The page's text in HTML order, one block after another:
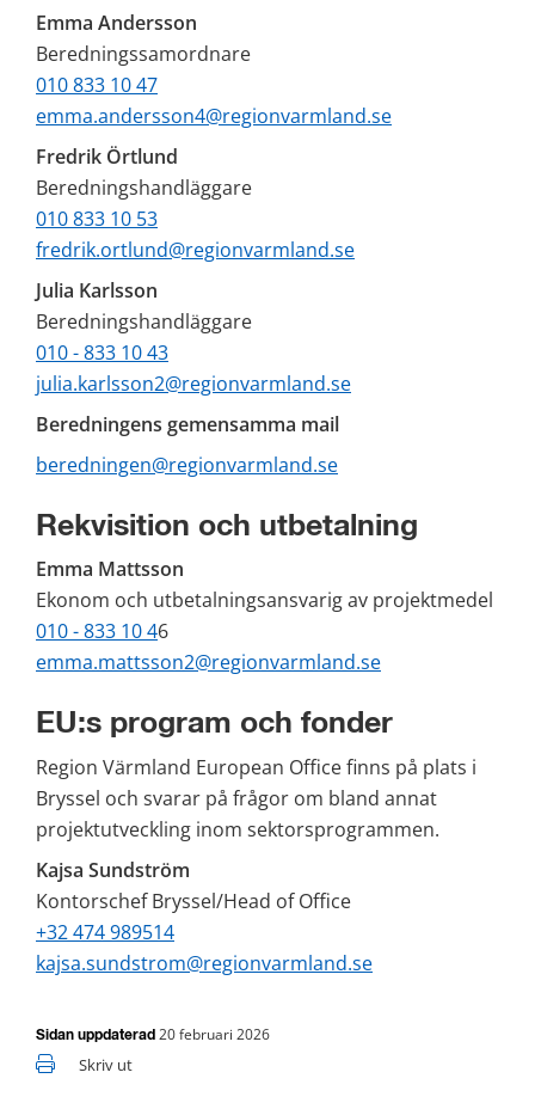
Emma Andersson
Beredningssamordnare
010 833 10 47
emma.andersson4@regionvarmland.se
Fredrik Örtlund
Beredningshandläggare
010 833 10 53
fredrik.ortlund@regionvarmland.se
Julia Karlsson
Beredningshandläggare
010 - 833 10 43
julia.karlsson2@regionvarmland.se
Beredningens gemensamma mail
beredningen@regionvarmland.se
Rekvisition och utbetalning
Emma Mattsson
Ekonom och utbetalningsansvarig av projektmedel
010 - 833 10 46
emma.mattsson2@regionvarmland.se
EU:s program och fonder
Region Värmland European Office finns på plats i
Bryssel och svarar på frågor om bland annat
projektutveckling inom sektorsprogrammen.
Kajsa Sundström
Kontorschef Bryssel/Head of Office
+32 474 989514
kajsa.sundstrom@regionvarmland.se
Sidan uppdaterad 20 februari 2026
Skriv ut